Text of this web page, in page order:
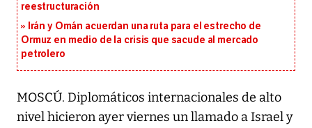
reestructuración
Irán y Omán acuerdan una ruta para el estrecho de
Ormuz en medio de la crisis que sacude al mercado
petrolero
MOSCÚ. Diplomáticos internacionales de alto
nivel hicieron ayer viernes un llamado a Israel y